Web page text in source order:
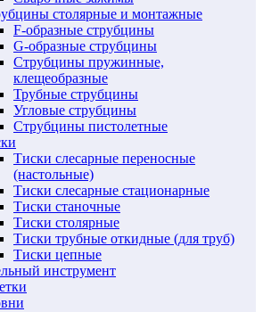
столярные и монтажные
F-образные струбцины
G-образные струбцины
Струбцины пружинные,
клещеобразные
Трубные струбцины
Угловые струбцины
Струбцины пистолетные
Тиски слесарные переносные
(настольные)
Тиски слесарные стационарные
Тиски станочные
Тиски столярные
Тиски трубные откидные (для труб)
Тиски цепные
инструмент